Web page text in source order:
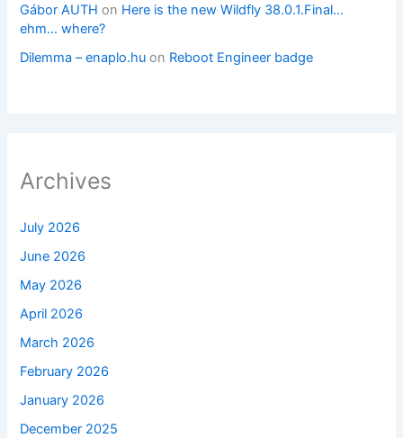
Gábor AUTH on Here is the new Wildfly 38.0.1.Final…
ehm… where?
Dilemma – enaplo.hu on Reboot Engineer badge
Archives
July 2026
June 2026
May 2026
April 2026
March 2026
February 2026
January 2026
December 2025